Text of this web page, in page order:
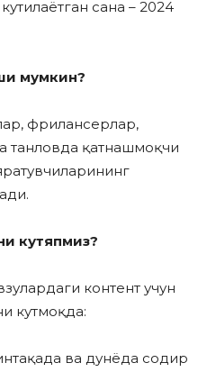
сана – 2024
мумкин?
фрилансерлар,
танловда қатнашмоқчи
кутяпмиз?
контент учун
кутмоқда:
ва дунёда содир